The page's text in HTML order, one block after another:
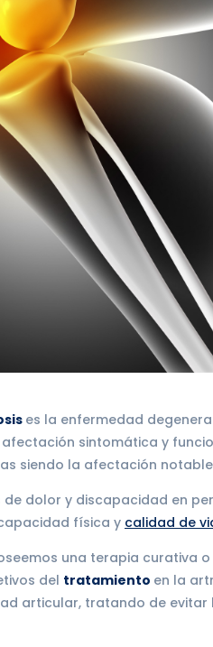
es la enfermedad
sintomática y
siendo la afectación
de dolor y discapacidad en
física y calidad de
una terapia curativa
del tratamiento en la
articular, tratando de